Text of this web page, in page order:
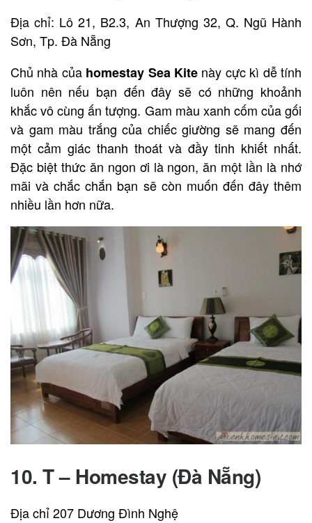
Địa chỉ: Lô 21, B2.3, An Thượng 32, Q. Ngũ Hành
Sơn, Tp. Đà Nẵng
Chủ nhà của homestay Sea Kite này cực kì dễ tính
luôn nên nếu bạn đến đây sẽ có những khoảnh
khắc vô cùng ấn tượng. Gam màu xanh cốm của gối
và gam màu trắng của chiếc giường sẽ mang đến
một cảm giác thanh thoát và đầy tinh khiết nhất.
Đặc biệt thức ăn ngon ơi là ngon, ăn một lần là nhớ
mãi và chắc chắn bạn sẽ còn muốn đến đây thêm
nhiều lần hơn nữa.
10. T – Homestay (Đà Nẵng)
Địa chỉ 207 Dương Đình Nghệ